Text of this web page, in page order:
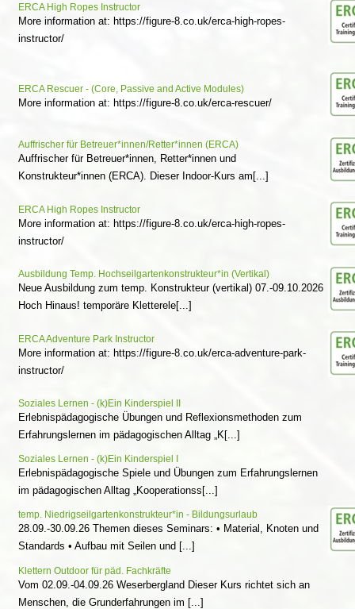
ERCA High Ropes Instructor
More information at: https://figure-8.co.uk/erca-high-ropes-
instructor/
ERCA Rescuer - (Core, Passive and Active Modules)
More information at: https://figure-8.co.uk/erca-rescuer/
Auffrischer für Betreuer*innen/Retter*innen (ERCA)
Auffrischer für Betreuer*innen, Retter*innen und
Konstrukteur*innen (ERCA). Dieser Indoor-Kurs am[...]
ERCA High Ropes Instructor
More information at: https://figure-8.co.uk/erca-high-ropes-
instructor/
Ausbildung Temp. Hochseilgartenkonstrukteur*in (Vertikal)
Neue Ausbildung zum temp. Konstrukteur (vertikal) 07.-09.10.2026
Hoch Hinaus! temporäre Kletterele[...]
ERCA Adventure Park Instructor
More information at: https://figure-8.co.uk/erca-adventure-park-
instructor/
Soziales Lernen - (k)Ein Kinderspiel II
Erlebnispädagogische Übungen und Reflexionsmethoden zum
Erfahrungslernen im pädagogischen Alltag „K[...]
Soziales Lernen - (k)Ein Kinderspiel I
Erlebnispädagogische Spiele und Übungen zum Erfahrungslernen
im pädagogischen Alltag „Kooperationss[...]
temp. Niedrigseilgartenkonstrukteur*in - Bildungsurlaub
28.09.-30.09.26 Themen dieses Seminars: • Material, Knoten und
Standards • Aufbau mit Seilen und [...]
Klettern Outdoor für päd. Fachkräfte
Vom 02.09.-04.09.26 Weserbergland Dieser Kurs richtet sich an
Menschen, die Grunderfahrungen im [...]